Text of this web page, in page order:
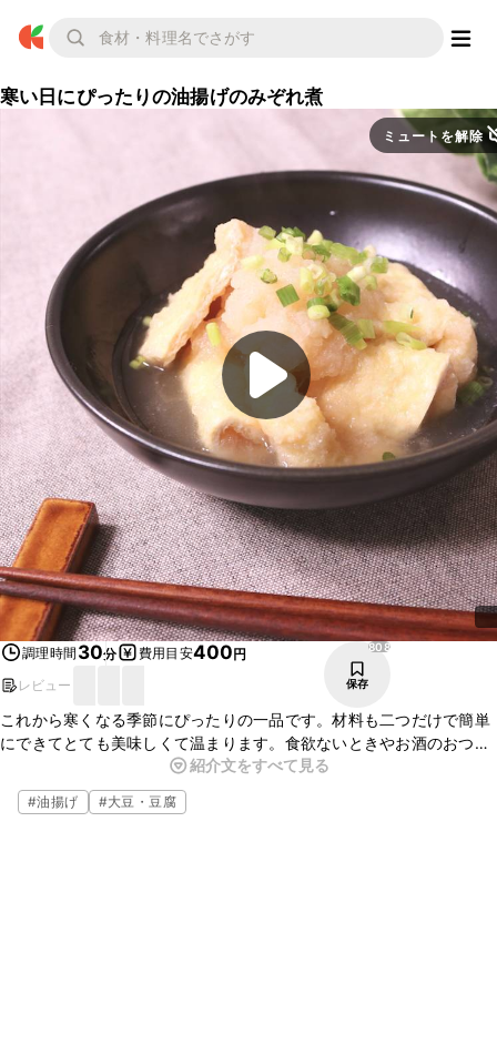
寒い日にぴったりの油揚げのみぞれ煮
ミュートを解除
調理時間 30分 費用目安400円
レビュー
808
保存
これから寒くなる季節にぴったりの一品です。材料も二つだけで簡単
にできてとても美味しくて温まります。食欲ないときやお酒のおつま
みやシメにもオススメです。とてもあっさりしているのでいっぱい食
べても飽きが来ないです。
紹介文をすべて見る
#油揚げ #大豆・豆腐